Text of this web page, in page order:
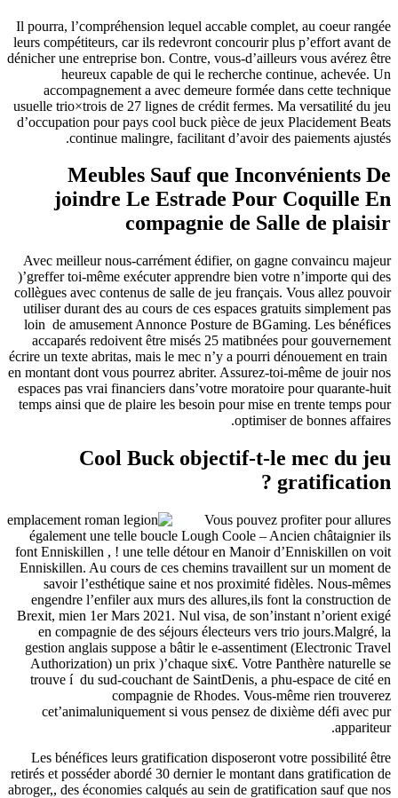
Il pourra,
leurs
dénicher
usuelle
Avec
)’greffer
collègues
utiliser
loin de
écrire un
en montant
espaces
temps
font
Brexit,
en
gestion
trouve í
Les
retirés et
abroger,,